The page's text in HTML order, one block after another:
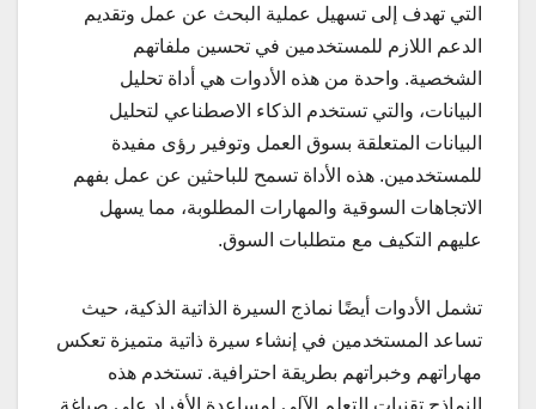
التي تهدف إلى تسهيل عملية البحث عن عمل وتقديم
الدعم اللازم للمستخدمين في تحسين ملفاتهم
الشخصية. واحدة من هذه الأدوات هي أداة تحليل
البيانات، والتي تستخدم الذكاء الاصطناعي لتحليل
البيانات المتعلقة بسوق العمل وتوفير رؤى مفيدة
للمستخدمين. هذه الأداة تسمح للباحثين عن عمل بفهم
الاتجاهات السوقية والمهارات المطلوبة، مما يسهل
عليهم التكيف مع متطلبات السوق.
تشمل الأدوات أيضًا نماذج السيرة الذاتية الذكية، حيث
تساعد المستخدمين في إنشاء سيرة ذاتية متميزة تعكس
مهاراتهم وخبراتهم بطريقة احترافية. تستخدم هذه
النماذج تقنيات التعلم الآلي لمساعدة الأفراد على صياغة